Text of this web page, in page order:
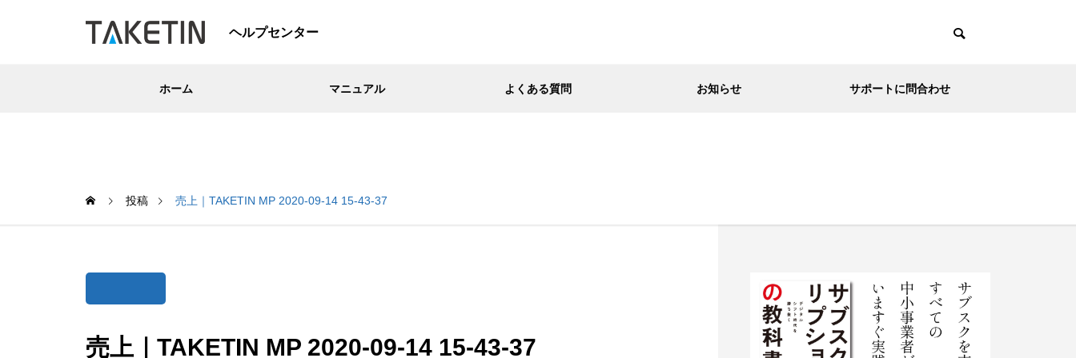
ヘルプセンター
ホーム マニュアル よくある質問 お知らせ サポートに問合わせ
投稿 売上｜TAKETIN MP 2020-09-14 15-43-37
売上｜TAKETIN MP 2020-09-14 15-43-37